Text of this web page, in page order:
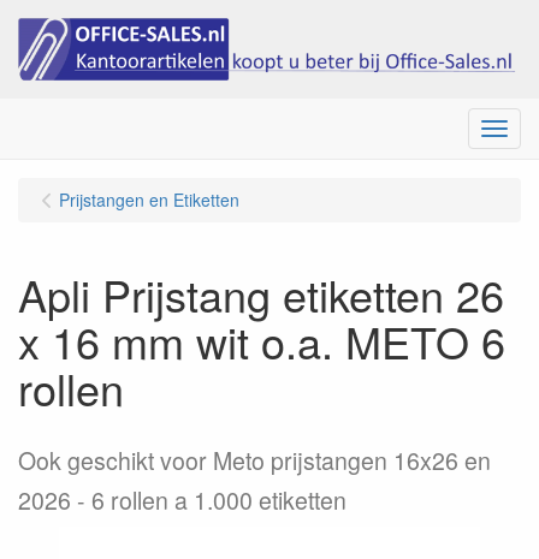
Menu
Prijstangen en Etiketten
Apli Prijstang etiketten 26
x 16 mm wit o.a. METO 6
rollen
Ook geschikt voor Meto prijstangen 16x26 en
2026 - 6 rollen a 1.000 etiketten